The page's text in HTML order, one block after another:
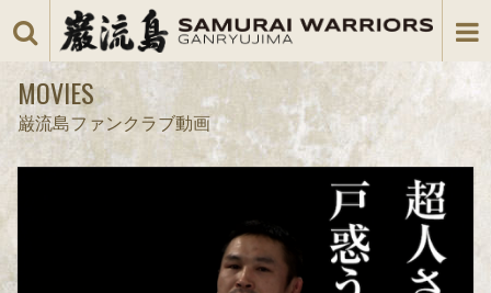
MOVIES
巌流島ファンクラブ動画